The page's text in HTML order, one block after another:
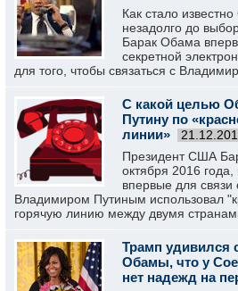
Как стало
незадолго до
Барак Обама
секретной
для того, чтобы связаться с
С какой целью
Путину по
линии»
Президент США
октября 2016
впервые для
Владимиром Путиным использовал
горячую линию между двумя
Трамп
Обамы, что у
нет надежд на